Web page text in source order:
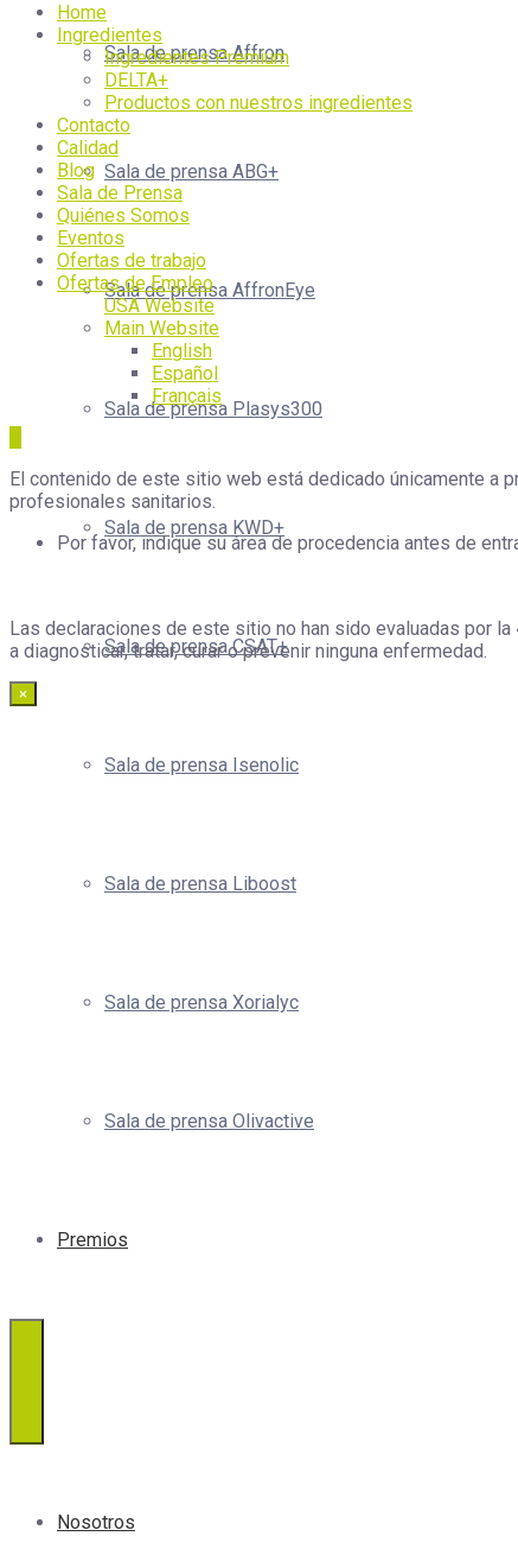
Sala de prensa Affron
Sala de prensa ABG+
Sala de prensa AffronEye
Sala de prensa Plasys300
Sala de prensa KWD+
Sala de prensa CSAT+
Sala de prensa Isenolic
Sala de prensa Liboost
Sala de prensa Xorialyc
Sala de prensa Olivactive
Premios
Nosotros
Home
Ingredientes
Ingredientes Premium
DELTA+
Productos con nuestros ingredientes
Contacto
Calidad
Blog
Sala de Prensa
Quiénes Somos
Eventos
Ofertas de trabajo
Ofertas de Empleo
USA Website
Main Website
English
Español
Français
El contenido de este sitio web está dedicado únicamente a
profesionales sanitarios.
Por favor, indique su área de procedencia antes de
Las declaraciones de este sitio no han sido evaluadas por
a diagnosticar, tratar, curar o prevenir ninguna enfermedad.
×